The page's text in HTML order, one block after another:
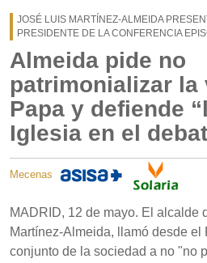
JOSÉ LUIS MARTÍNEZ-ALMEIDA
PRESIDENTE DE LA CONFERENCIA
Almeida pide no
patrimonializar la
Papa y defiende
Iglesia en el
Mecenas
MADRID, 12 de mayo. El alcalde
Martínez-Almeida, llamó desde el
conjunto de la sociedad a no "no